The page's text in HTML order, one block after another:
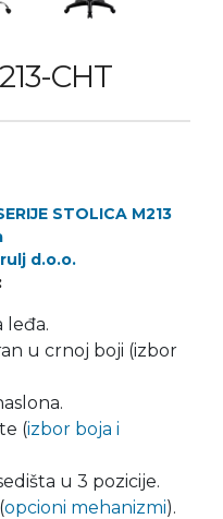
CHT
STOLICA M213
d.o.o.
leđa.
u crnoj boji (izbor
(izbor boja i
u 3 pozicije.
opcioni mehanizmi).